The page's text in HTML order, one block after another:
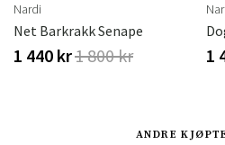
Nardi
Net Barkrakk Senape
1 440 kr1 800 kr 1
ANDRE